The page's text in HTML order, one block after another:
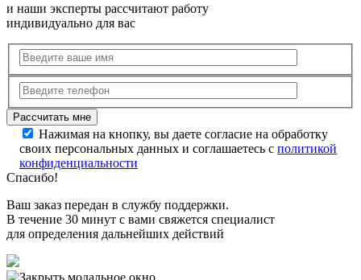
и наши эксперты рассчитают работу
индивидуально для вас
Нажимая на кнопку, вы даете согласие на обработку
своих персональных данных и соглашаетесь с политикой
конфиденциальности
Спасибо!
Ваш заказ передан в службу поддержки.
В течение 30 минут с вами свяжется специалист
для определения дальнейших действий